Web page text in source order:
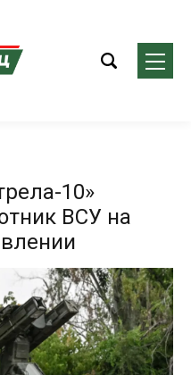
10»
ВСУ на